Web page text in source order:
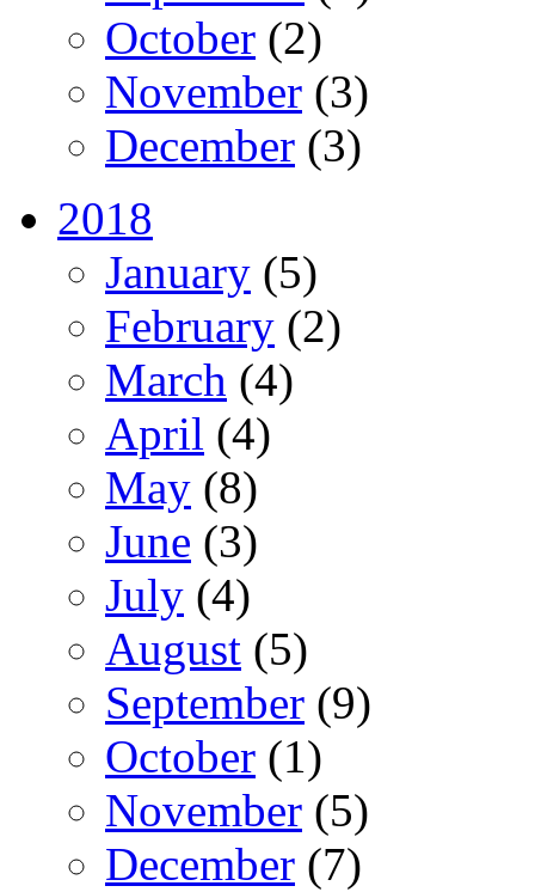
October (2)
November (3)
December (3)
2018
January (5)
February (2)
March (4)
April (4)
May (8)
June (3)
July (4)
August (5)
September (9)
October (1)
November (5)
December (7)